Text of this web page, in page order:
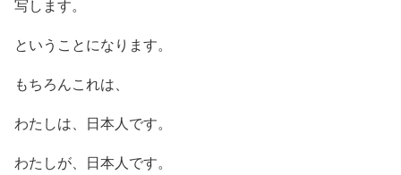
写します。
ということになります。
もちろんこれは、
わたしは、日本人です。
わたしが、日本人です。